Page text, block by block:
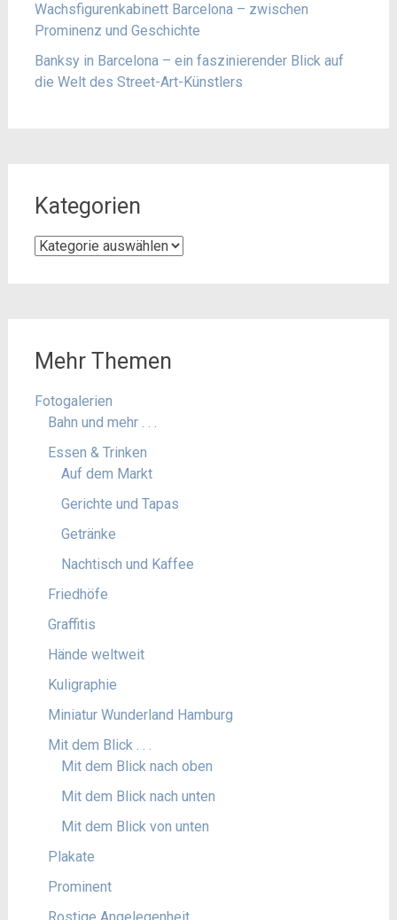
Wachsfigurenkabinett Barcelona – zwischen
Prominenz und Geschichte
Banksy in Barcelona – ein faszinierender Blick auf
die Welt des Street-Art-Künstlers
Kategorien
Kategorien
Mehr Themen
Fotogalerien
Bahn und mehr . . .
Essen & Trinken
Auf dem Markt
Gerichte und Tapas
Getränke
Nachtisch und Kaffee
Friedhöfe
Graffitis
Hände weltweit
Kuligraphie
Miniatur Wunderland Hamburg
Mit dem Blick . . .
Mit dem Blick nach oben
Mit dem Blick nach unten
Mit dem Blick von unten
Plakate
Prominent